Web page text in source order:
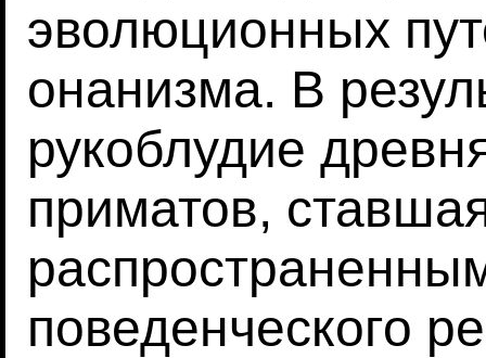
эволюционных
онанизма. В
рукоблудие
приматов,
поведенческого